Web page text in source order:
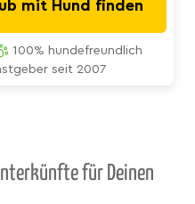
mit Hund finden
100% hundefreundlich
seit 2007
für Deinen